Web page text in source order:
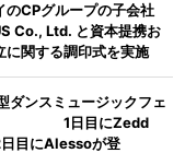
のCPグループの子会社
Co., Ltd. と資本提携お
に関する調印式を実施
ダンスミュージックフェ
1日目にZedd
目にAlessoが登